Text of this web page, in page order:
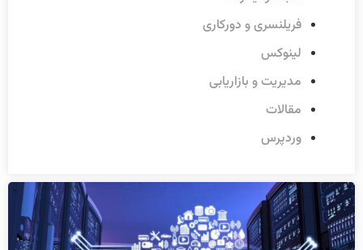
فریلنسری و دورکاری
لینوکس
مدیریت و بازاریابی
مقالات
وردپرس